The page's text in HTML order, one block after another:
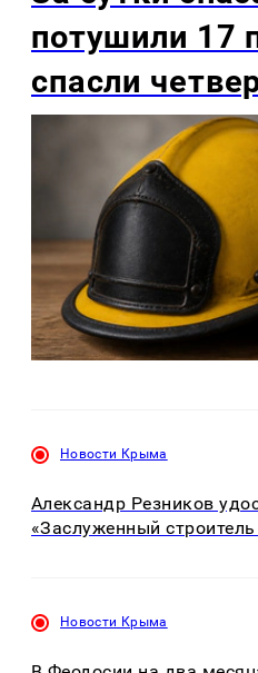
потушили 17
спасли
Новости Крыма
Александр Резников
«Заслуженный
Новости Крыма